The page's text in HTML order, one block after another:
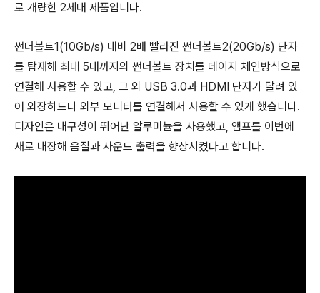
로 개량한 2세대 제품입니다.
썬더볼트1(10Gb/s) 대비 2배 빨라진 썬더볼트2(20Gb/s) 단자
를 탑재해 최대 5대까지의 썬더볼트 장치를 데이지 체인방식으로
연결해 사용할 수 있고, 그 외 USB 3.0과 HDMI 단자가 달려 있
어 외장하드나 외부 모니터를 연결해서 사용할 수 있게 했습니다.
디자인은 내구성이 뛰어난 알루미늄을 사용했고, 앰프를 이번에
새로 내장해 음질과 사운드 출력을 향상시켰다고 합니다.